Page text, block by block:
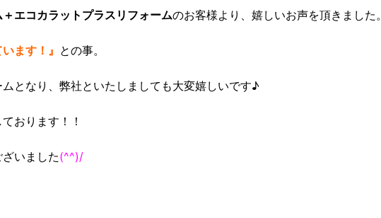
＋エコカラットプラスリフォームのお客様より、嬉しいお声を頂きました。
ます！』 との事。
となり、弊社といたしましても大変嬉しいです♪
おります！！
いました(^^)/